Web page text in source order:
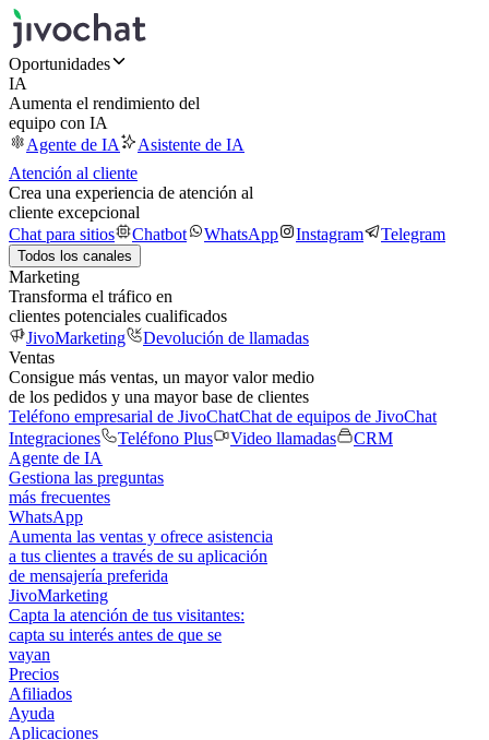
Oportunidades
IA
Aumenta el rendimiento del
equipo con IA
Agente de IA
Asistente de IA
Atención al cliente
Crea una experiencia de atención al
cliente excepcional
Chat para sitios
Chatbot WhatsApp Instagram Telegram
Todos los canales
Marketing
Transforma el tráfico en
clientes potenciales cualificados
JivoMarketing
Devolución de llamadas
Ventas
Consigue más ventas, un mayor valor medio
de los pedidos y una mayor base de clientes
Teléfono empresarial de JivoChatChat de equipos de JivoChat
Integraciones
Teléfono Plus Video llamadas
CRM
Agente de IA
Gestiona las preguntas
más frecuentes
WhatsApp
Aumenta las ventas y ofrece asistencia
a tus clientes a través de su aplicación
de mensajería preferida
JivoMarketing
Capta la atención de tus visitantes:
capta su interés antes de que se
vayan
Precios
Afiliados
Ayuda
Aplicaciones